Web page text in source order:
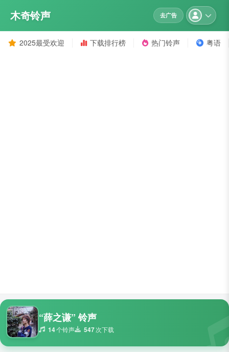
木奇铃声 去广告
2025最受欢迎 下载排行榜 热门铃声 粤语
“薛之谦” 铃声
14个铃声 547次下载